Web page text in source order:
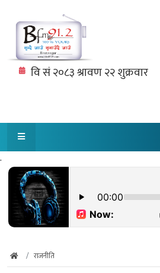
.
राजनीति